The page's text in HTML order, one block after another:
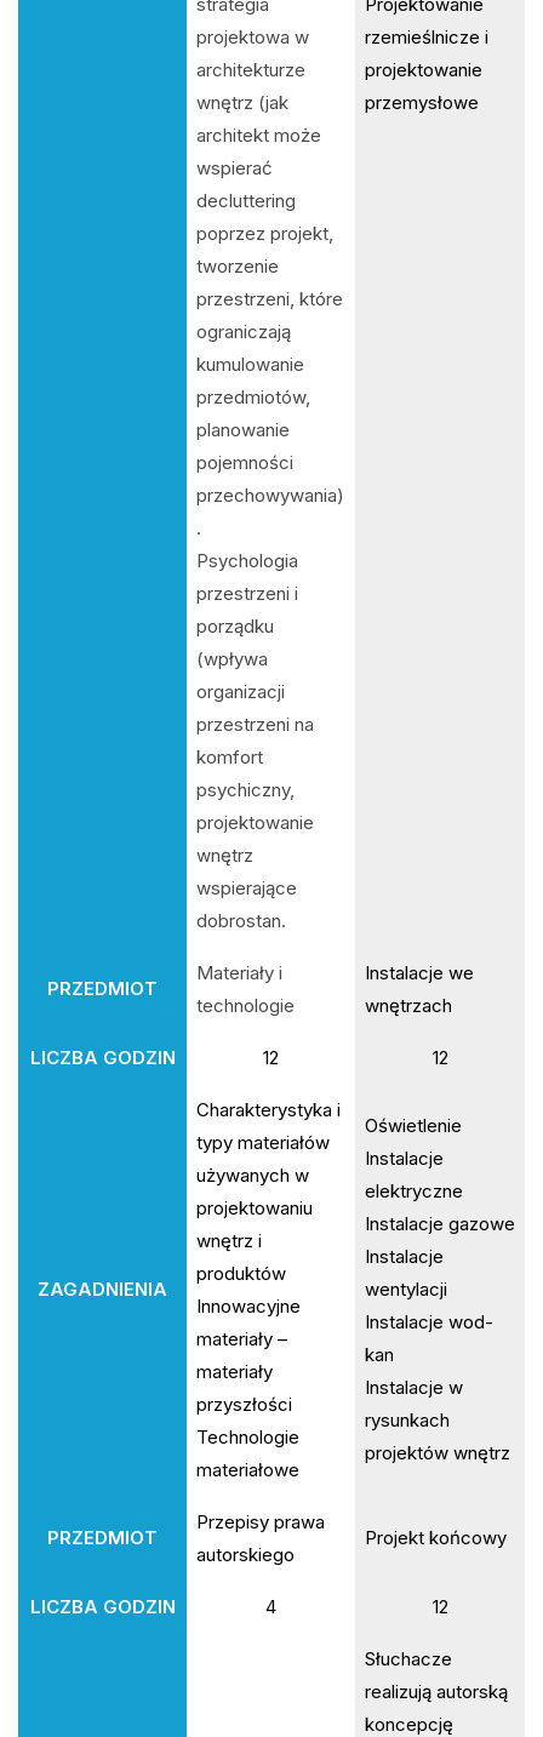
projektowa w
architekturze
wnętrz (jak
architekt może
wspierać
decluttering
poprzez projekt,
tworzenie
przestrzeni, które
ograniczają
kumulowanie
przedmiotów,
planowanie
pojemności
przechowywania)
.
Psychologia
przestrzeni i
porządku
(wpływa
organizacji
przestrzeni na
komfort
psychiczny,
projektowanie
wnętrz
wspierające
dobrostan.
rzemieślnicze i
projektowanie
przemysłowe
PRZEDMIOT
Materiały i
technologie
Instalacje we
wnętrzach
LICZBA GODZIN 12 12
ZAGADNIENIA
Charakterystyka i
typy materiałów
używanych w
projektowaniu
wnętrz i
produktów
Innowacyjne
materiały –
materiały
przyszłości
Technologie
materiałowe
Oświetlenie
Instalacje
elektryczne
Instalacje gazowe
Instalacje
wentylacji
Instalacje wod-
kan
Instalacje w
rysunkach
projektów wnętrz
PRZEDMIOT
Przepisy prawa
autorskiego
Projekt końcowy
LICZBA GODZIN 4 12
Słuchacze
realizują autorską
koncepcję